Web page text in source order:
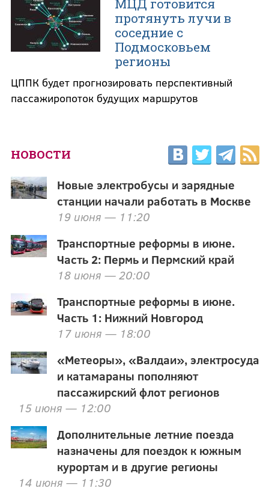
МЦД готовится
протянуть лучи в
соседние с
Подмосковьем
регионы
ЦППК будет прогнозировать перспективный
пассажиропоток будущих маршрутов
НОВОСТИ
Новые электробусы и зарядные
станции начали работать в Москве
19 июня — 11:20
Транспортные реформы в июне.
Часть 2: Пермь и Пермский край
18 июня — 20:00
Транспортные реформы в июне.
Часть 1: Нижний Новгород
17 июня — 18:00
«Метеоры», «Валдаи», электросуда
и катамараны пополняют
пассажирский флот регионов
15 июня — 12:00
Дополнительные летние поезда
назначены для поездок к южным
курортам и в другие регионы
14 июня — 11:30